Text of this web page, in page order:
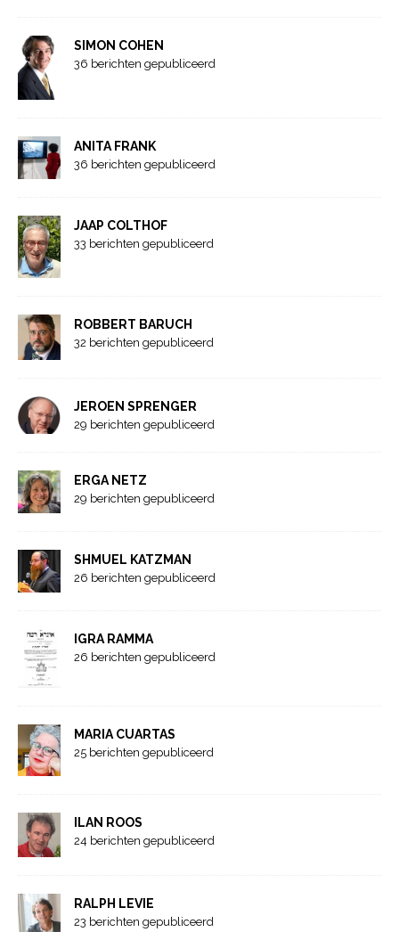
SIMON COHEN
36 berichten gepubliceerd
ANITA FRANK
36 berichten gepubliceerd
JAAP COLTHOF
33 berichten gepubliceerd
ROBBERT BARUCH
32 berichten gepubliceerd
JEROEN SPRENGER
29 berichten gepubliceerd
ERGA NETZ
29 berichten gepubliceerd
SHMUEL KATZMAN
26 berichten gepubliceerd
IGRA RAMMA
26 berichten gepubliceerd
MARIA CUARTAS
25 berichten gepubliceerd
ILAN ROOS
24 berichten gepubliceerd
RALPH LEVIE
23 berichten gepubliceerd